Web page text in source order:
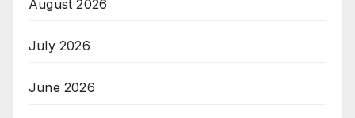
August 2026
July 2026
June 2026